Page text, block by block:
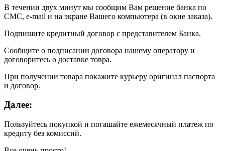
В течении двух минут мы сообщим Вам решение банка по
СМС, e-mail и на экране Вашего компьютера (в окне заказа).
Подпишите кредитный договор с представителем Банка.
Сообщите о подписании договора нашему оператору и
договоритесь о доставке товра.
При получении товара покажите курьеру оригинал паспорта
и договор.
Далее:
Пользуйтесь покупкой и погашайте ежемесячный платеж по
кредиту без комиссий.